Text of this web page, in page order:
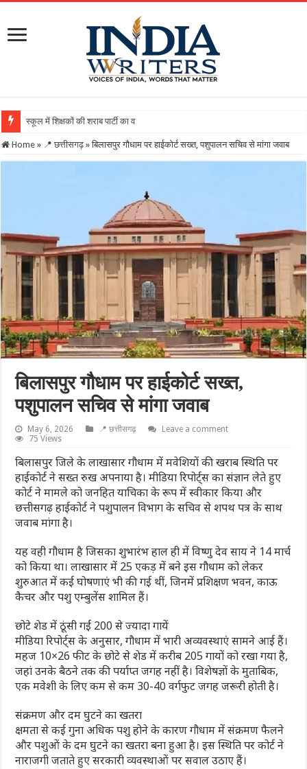
स्कूल में शिक्षकों की शराब पार्टी का वीडियो वायरल, DEO ने थमाया नोटिस
Home » 📍 छत्तीसगढ़ » बिलासपुर गौधाम पर हाईकोर्ट सख्त, पशुपालन सचिव से मांगा जवाब
बिलासपुर गौधाम पर हाईकोर्ट सख्त,
पशुपालन सचिव से मांगा जवाब
May 6, 2026 📍 छत्तीसगढ़
Leave a comment
75 Views
बिलासपुर जिले के लाखासार गौधाम में मवेशियों की खराब स्थिति पर
हाईकोर्ट ने सख्त रुख अपनाया है। मीडिया रिपोर्ट्स का संज्ञान लेते हुए
कोर्ट ने मामले को जनहित याचिका के रूप में स्वीकार किया और
छत्तीसगढ़ हाईकोर्ट ने पशुपालन विभाग के सचिव से शपथ पत्र के साथ
जवाब मांगा है।
यह वही गौधाम है जिसका शुभारंभ हाल ही में विष्णु देव साय ने 14 मार्च
को किया था। लाखासार में 25 एकड़ में बने इस गौधाम को लेकर
शुरुआत में कई घोषणाएं भी की गई थीं, जिनमें प्रशिक्षण भवन, काऊ
कैचर और पशु एम्बुलेंस शामिल हैं।
छोटे शेड में ठूंसी गईं 200 से ज्यादा गायें
मीडिया रिपोर्ट्स के अनुसार, गौधाम में भारी अव्यवस्थाएं सामने आई हैं।
महज 10×26 फीट के छोटे से शेड में करीब 205 गायों को रखा गया है,
जहां उनके बैठने तक की पर्याप्त जगह नहीं है। विशेषज्ञों के मुताबिक,
एक मवेशी के लिए कम से कम 30-40 वर्गफुट जगह जरूरी होती है।
संक्रमण और दम घुटने का खतरा
क्षमता से कई गुना अधिक पशु होने के कारण गौधाम में संक्रमण फैलने
और पशुओं के दम घुटने का खतरा बना हुआ है। इस स्थिति पर कोर्ट ने
नाराजगी जताते हुए सरकारी व्यवस्थाओं पर सवाल उठाए हैं।